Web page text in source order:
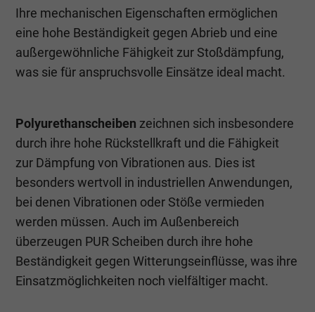
Ihre mechanischen Eigenschaften ermöglichen
eine hohe Beständigkeit gegen Abrieb und eine
außergewöhnliche Fähigkeit zur Stoßdämpfung,
was sie für anspruchsvolle Einsätze ideal macht.
Polyurethanscheiben zeichnen sich insbesondere
durch ihre hohe Rückstellkraft und die Fähigkeit
zur Dämpfung von Vibrationen aus. Dies ist
besonders wertvoll in industriellen Anwendungen,
bei denen Vibrationen oder Stöße vermieden
werden müssen. Auch im Außenbereich
überzeugen PUR Scheiben durch ihre hohe
Beständigkeit gegen Witterungseinflüsse, was ihre
Einsatzmöglichkeiten noch vielfältiger macht.